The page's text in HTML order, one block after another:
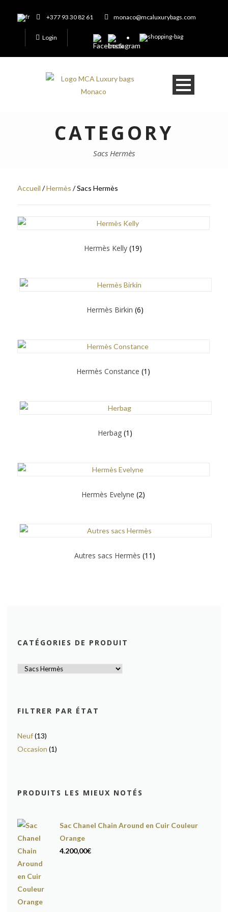
+377 93 30 82 61 monaco@mcaluxurybags.com
Login
CATEGORY
Sacs Hermès
Accueil /Hermès / Sacs Hermès
Hermès Kelly(19)
Hermès Birkin (6)
Hermès Constance (1)
Herbag (1)
Hermès Evelyne (2)
Autres sacs Hermès(11)
CATÉGORIES DE PRODUIT
FILTRER PAR ÉTAT
Neuf(13)
Occasion (1)
PRODUITS LES MIEUX NOTÉS
Sac Chanel Chain Around en Cuir Couleur
Orange
4.200,00€